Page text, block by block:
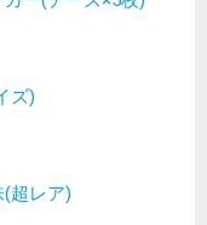
ズ)
超レア)